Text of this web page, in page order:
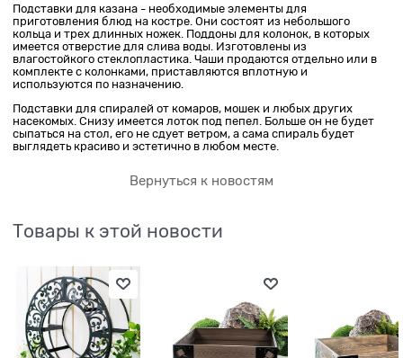
Подставки для казана - необходимые элементы для
приготовления блюд на костре. Они состоят из небольшого
кольца и трех длинных ножек. Поддоны для колонок, в которых
имеется отверстие для слива воды. Изготовлены из
влагостойкого стеклопластика. Чаши продаются отдельно или в
комплекте с колонками, приставляются вплотную и
используются по назначению.
Подставки для спиралей от комаров, мошек и любых других
насекомых. Снизу имеется лоток под пепел. Больше он не будет
сыпаться на стол, его не сдует ветром, а сама спираль будет
выглядеть красиво и эстетично в любом месте.
Вернуться к новостям
Товары к этой новости